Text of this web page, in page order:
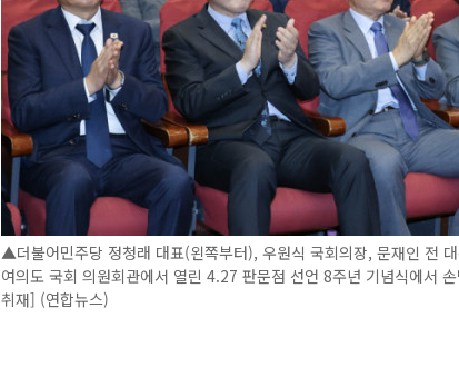
▲더불어민주당 정청래 대표(왼쪽부터), 우원식 국회의장, 문재인 전
여의도 국회 의원회관에서 열린 4.27 판문점 선언 8주년 기념식에서
취재] (연합뉴스)